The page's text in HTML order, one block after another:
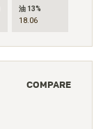
油 13%
18.06
COMPARE